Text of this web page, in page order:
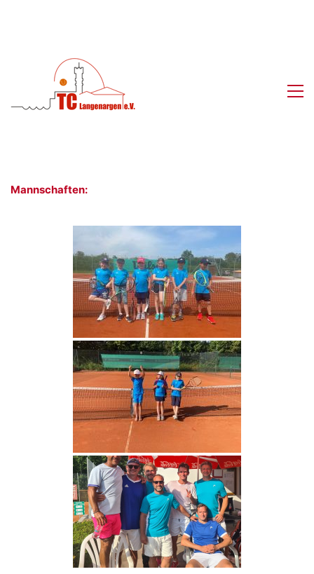
Mannschaften: